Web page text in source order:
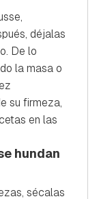
déjalas
De lo
la masa o
su firmeza,
en las
hundan
sécalas